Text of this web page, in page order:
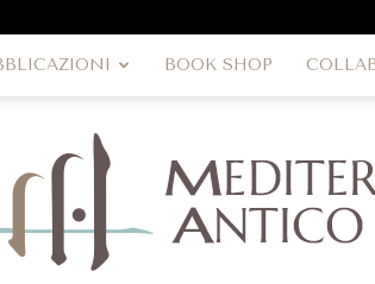
BOOK SHOP